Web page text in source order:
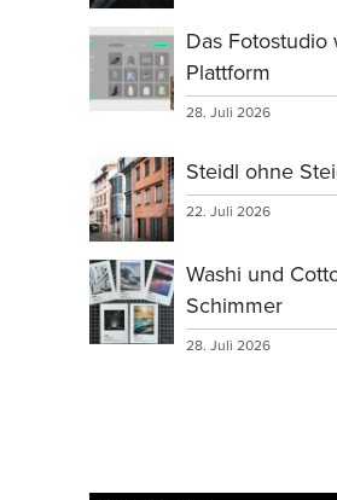
Das Fotostudio
Plattform
28. Juli 2026
Steidl ohne
22. Juli 2026
Washi und
Schimmer
28. Juli 2026